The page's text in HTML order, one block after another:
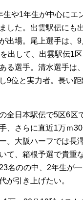
や1年生が中心にエ
した。出雲駅伝にも
出場。尾上選手は、
出して、出雲駅伝1
る選手。清水選手は
9位と実力者。長い
全日本駅伝で5区6区
、さらに直近1万ｍ
。大阪ハーフでは長
て、箱根予選で貴重
名のの中、2年生が一
が引き上げたい。